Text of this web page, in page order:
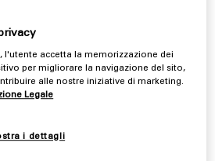
attivi, ma non solo.
per una varietà di mercati
di applicazioni di prodotti:
fluoridrico, anidrite, trifluoruro
e propellenti tecnici. I prodotti
l'utente accetta la memorizzazione dei
per migliorare la navigazione del sito,
alle nostre iniziative di marketing.
Legale
i dettagli